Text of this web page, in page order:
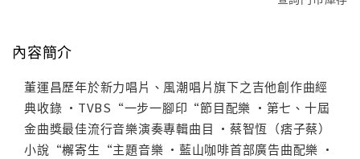
內容簡介
董運昌歷年於新力唱片、風潮唱片旗下之吉他創作曲經
典收錄 ·TVBS“一步一腳印“節目配樂 ·第七、十屆
金曲獎最佳流行音樂演奏專輯曲目 ·蔡智恆（痞子蔡）
小說“檞寄生“主題音樂 ·藍山咖啡首部廣告曲配樂 ·